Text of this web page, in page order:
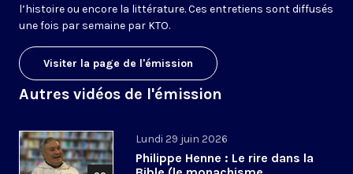
l’histoire ou encore la littérature. Ces entretiens sont diffusés
une fois par semaine par KTO.
Visiter la page de l'émission
Autres vidéos de l'émission
Lundi 29 juin 2026
Philippe Henne : Le rire dans la